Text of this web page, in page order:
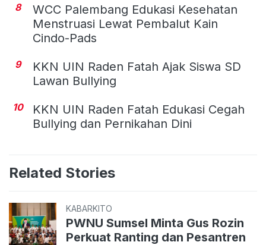
8
WCC Palembang Edukasi Kesehatan
Menstruasi Lewat Pembalut Kain
Cindo-Pads
9
KKN UIN Raden Fatah Ajak Siswa SD
Lawan Bullying
10
KKN UIN Raden Fatah Edukasi Cegah
Bullying dan Pernikahan Dini
Related Stories
KABARKITO
PWNU Sumsel Minta Gus Rozin
Perkuat Ranting dan Pesantren